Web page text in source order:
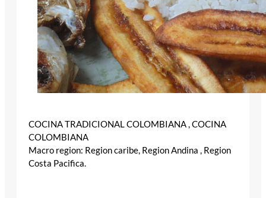
COCINA TRADICIONAL COLOMBIANA , COCINA
COLOMBIANA
Macro region: Region caribe, Region Andina , Region
Costa Pacifica.